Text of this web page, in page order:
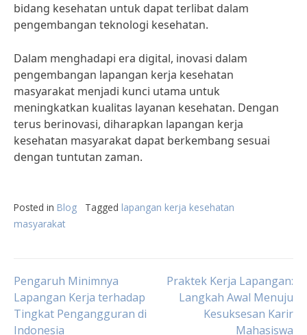
bidang kesehatan untuk dapat terlibat dalam
pengembangan teknologi kesehatan.
Dalam menghadapi era digital, inovasi dalam
pengembangan lapangan kerja kesehatan
masyarakat menjadi kunci utama untuk
meningkatkan kualitas layanan kesehatan. Dengan
terus berinovasi, diharapkan lapangan kerja
kesehatan masyarakat dapat berkembang sesuai
dengan tuntutan zaman.
Posted in Blog Tagged lapangan kerja kesehatan
masyarakat
Post
navigation
Pengaruh Minimnya
Lapangan Kerja terhadap
Tingkat Pengangguran di
Indonesia
Praktek Kerja Lapangan:
Langkah Awal Menuju
Kesuksesan Karir
Mahasiswa